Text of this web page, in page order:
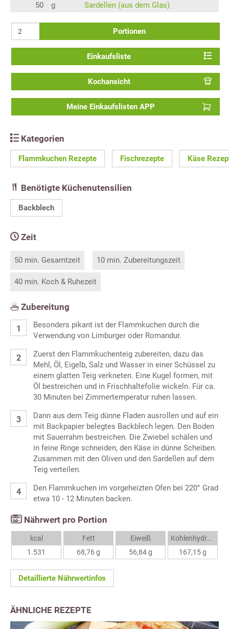
50
g Sardellen (aus dem Glas)
Portionen
Einkaufsliste
Kochansicht
Meine Einkaufslisten APP
Kategorien
Flammkuchen Rezepte Fischrezepte Käse
Benötigte Küchenutensilien
Backblech
Zeit
50 min. Gesamtzeit 10 min. Zubereitungszeit
40 min. Koch & Ruhezeit
Zubereitung
Besonders pikant ist der Flammkuchen durch die
Verwendung von Limburger oder Romandur.
Zuerst den Flammkuchenteig zubereiten, dazu das
Mehl, Öl, Eigelb, Salz und Wasser in einer Schüssel zu
einem glatten Teig verkneten. Eine Kugel formen, mit
Öl bestreichen und in Frischhaltefolie wickeln. Für ca.
30 Minuten bei Zimmertemperatur ruhen lassen.
Dann aus dem Teig dünne Fladen ausrollen und auf ein
mit Backpapier belegtes Backblech legen. Den Boden
mit Sauerrahm bestreichen. Die Zwiebel schälen und
in feine Ringe schneiden, den Käse in dünne Scheiben.
Zusammen mit den Oliven und den Sardellen auf dem
Teig verteilen.
Den Flammkuchen im vorgeheizten Ofen bei 220° Grad
etwa 10 - 12 Minuten backen.
Nährwert pro Portion
kcal
1.531
Fett
68,76 g
Eiweiß
56,84 g
Kohlenhydrate
167,15 g
Detaillierte Nährwertinfos
ÄHNLICHE REZEPTE